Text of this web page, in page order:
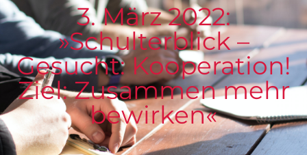
3. März 2022:
»Schulterblick –
Gesucht: Kooperation!
Ziel: Zusammen mehr
bewirken«